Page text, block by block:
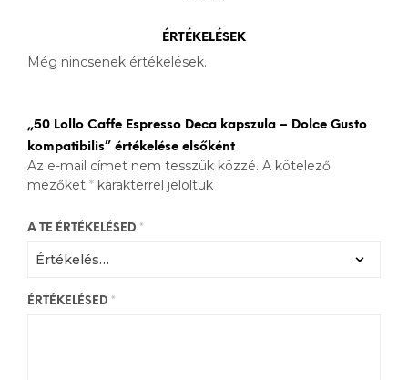
ÉRTÉKELÉSEK
Még nincsenek értékelések.
„50 Lollo Caffe Espresso Deca kapszula – Dolce Gusto
kompatibilis” értékelése elsőként
Az e-mail címet nem tesszük közzé. A kötelező
mezőket * karakterrel jelöltük
A TE ÉRTÉKELÉSED *
ÉRTÉKELÉSED *